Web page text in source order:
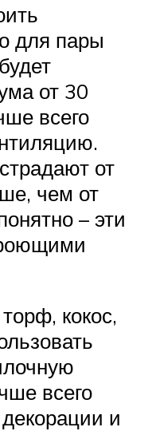
для пары
от 30
всего
от
чем от
– эти
кокос,
всего
и